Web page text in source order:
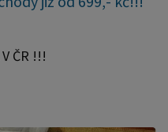
ČR !!!